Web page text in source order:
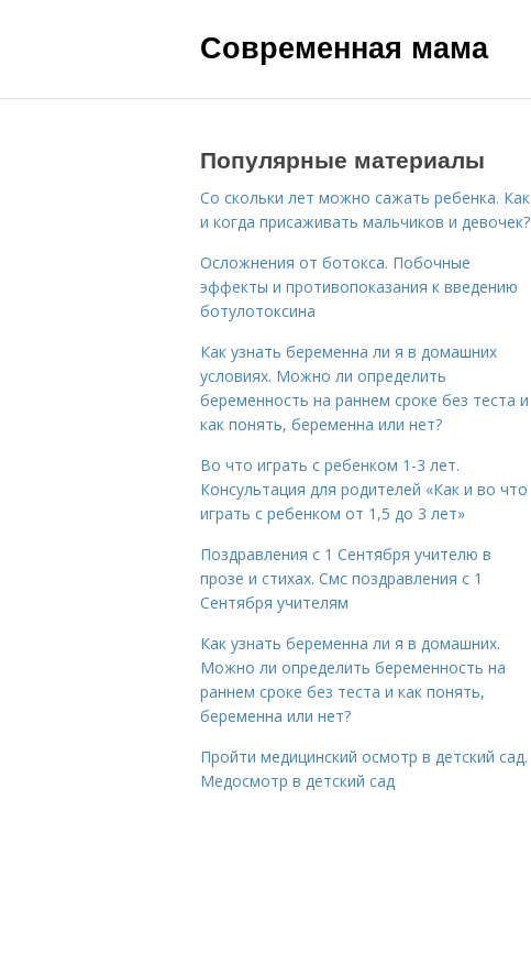
Современная мама
Популярные материалы
Со скольки лет можно сажать ребенка. Как
и когда присаживать мальчиков и девочек?
Осложнения от ботокса. Побочные
эффекты и противопоказания к введению
ботулотоксина
Как узнать беременна ли я в домашних
условиях. Можно ли определить
беременность на раннем сроке без теста и
как понять, беременна или нет?
Во что играть с ребенком 1-3 лет.
Консультация для родителей «Как и во что
играть с ребенком от 1,5 до 3 лет»
Поздравления с 1 Сентября учителю в
прозе и стихах. Смс поздравления с 1
Сентября учителям
Как узнать беременна ли я в домашних.
Можно ли определить беременность на
раннем сроке без теста и как понять,
беременна или нет?
Пройти медицинский осмотр в детский сад.
Медосмотр в детский сад